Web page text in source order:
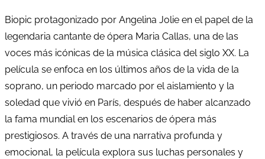
Biopic protagonizado por Angelina Jolie en el papel de la
legendaria cantante de ópera Maria Callas, una de las
voces más icónicas de la música clásica del siglo XX. La
película se enfoca en los últimos años de la vida de la
soprano, un periodo marcado por el aislamiento y la
soledad que vivió en París, después de haber alcanzado
la fama mundial en los escenarios de ópera más
prestigiosos. A través de una narrativa profunda y
emocional, la película explora sus luchas personales y